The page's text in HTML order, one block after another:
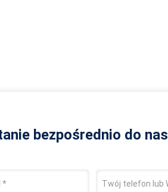
bezpośrednio do nas